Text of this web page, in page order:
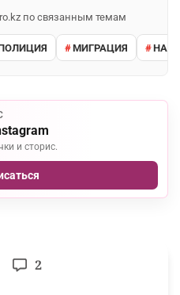
по связанным темам
МИГРАЦИЯ
и сторис.
2